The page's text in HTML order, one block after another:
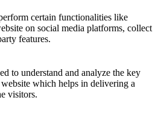
certain functionalities like
on social media platforms, collect
features.
to understand and analyze the key
which helps in delivering a
visitors.